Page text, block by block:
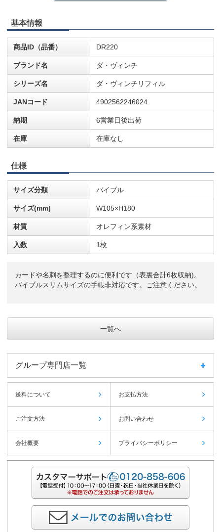
基本情報
商品ID（品番） DR220
ブランド名 ダ・ヴィンチ
シリーズ名 ダ・ヴィンチリフィル
JANコード 4902562246024
納期 6営業日後出荷
在庫 在庫なし
仕様
サイズ分類 バイブル
サイズ(mm) W105×H180
材質 オレフィン系素材
入数 1枚
カードや名刺を整理するのに便利です（表裏合計6枚収納)。
バイブルスリムサイズの手帳非対応です。ご注意ください。
一覧へ
グループ専門店一覧
送料について お支払方法
ご注文方法 お問い合わせ
会社概要 プライバシーポリシー